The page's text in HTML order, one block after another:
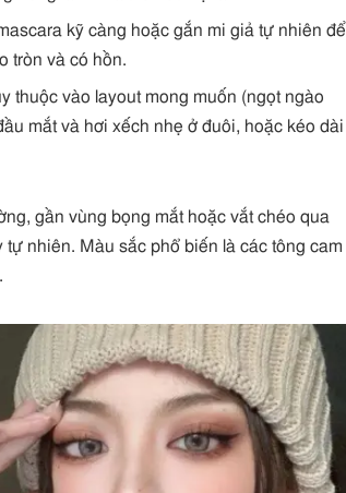
kỹ càng hoặc gắn mi giả tự nhiên để
tròn và có hồn.
thuộc vào layout mong muốn (ngọt ngào
mắt và hơi xếch nhẹ ở đuôi, hoặc kéo dài
gần vùng bọng mắt hoặc vắt chéo qua
nhiên. Màu sắc phổ biến là các tông cam